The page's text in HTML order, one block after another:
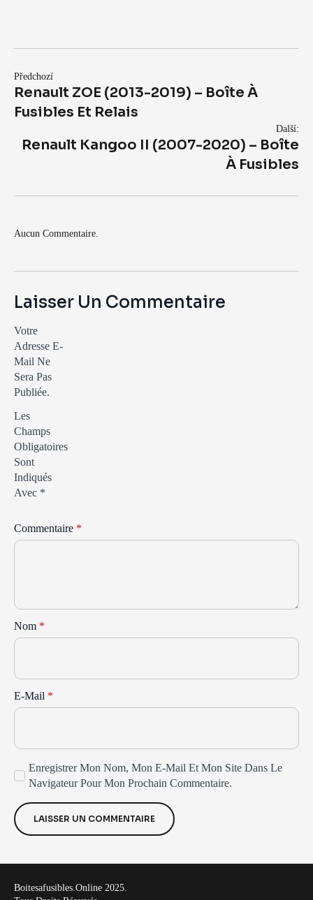
Předchozí
Renault ZOE (2013-2019) – Boîte À
Fusibles Et Relais
Další:
Renault Kangoo II (2007-2020) – Boîte
À Fusibles
Aucun Commentaire.
Laisser Un Commentaire
Votre
Adresse E-
Mail Ne
Sera Pas
Publiée.
Les
Champs
Obligatoires
Sont
Indiqués
Avec *
Commentaire *
Nom *
E-Mail *
Enregistrer Mon Nom, Mon E-Mail Et Mon Site Dans Le
Navigateur Pour Mon Prochain Commentaire.
Boitesafusibles.online 2025.